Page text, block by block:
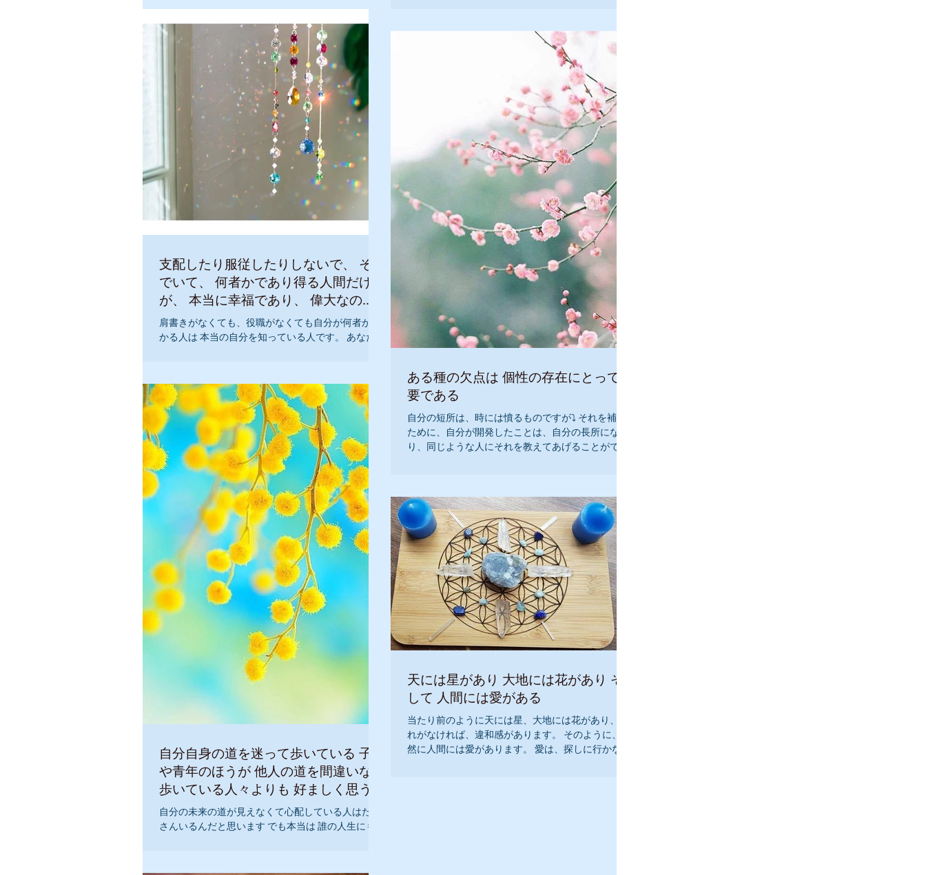
ても大丈夫です。 毎日やってて楽しいことが、きっ
とあります。...
す』 『私の人生は、どんどん進んでいます』 『私
は、自分を尊敬することができます』...
支配したり服従したりしないで、 それ
でいて、 何者かであり得る人間だけ
が、 本当に幸福であり、 偉大なの
だ。
肩書きがなくても、役職がなくても自分が何者かわ
かる人は 本当の自分を知っている人です。 あなた
ます』 『私は、自分を尊重することができます』 サ
ンキュークリエイター
ある種の欠点は 個性の存在にとって必
要である
自分の短所は、時には憤るものですが⤵️ それを補う
ために、自分が開発したことは、自分の長所にな
り、同じような人にそれを教えてあげることができ
自分自身の道を迷って歩いている 子供
や青年のほうが 他人の道を間違いなく
歩いている人々よりも 好ましく思う
自分の未来の道が見えなくて心配している人はたく
さんいるんだと思います でも本当は 誰の人生にも前
が出来ます。
天には星があり 大地には花があり そ
して 人間には愛がある
当たり前のように天には星、大地には花があり、そ
れがなければ、違和感があります。 そのように、自
然に人間には愛があります。 愛は、探しに行かなく